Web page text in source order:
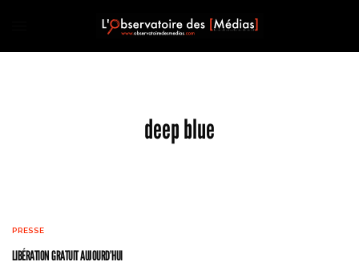
deep blue
PRESSE
LIBÉRATION GRATUIT AUJOURD’HUI